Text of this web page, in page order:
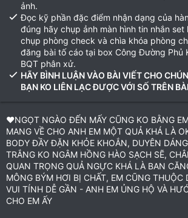
ảnh.
Đọc kỹ phần đặc điểm nhận dạng của
đúng hãy chụp ảnh màn hình tin nhắn set
chụp phòng check và chìa khóa phòng
đăng bài tố cáo tại box Công Đường Phủ
BQT phân xử.
HÃY BÌNH LUẬN VÀO BÀI VIẾT CHO
BẠN KO LIÊN LẠC ĐƯỢC VỚI SỐ TRÊN
❤NGỌT NGÀO ĐẾN MẤY CŨNG KO BẰNG
MANG VỀ CHO ANH EM MỘT QUẢ KHÁ LÀ
BODY ĐẦY ĐẶN KHỎE KHOẮN, DUYÊN
TRẮNG KO NGÂM HỒNG HÀO SẠCH SẼ,
QUAN TRỌNG QUẢ NGỰC KHÁ LÀ BAN
MÔNG BÝM HƠI BỊ CHẤT, EM CŨNG THUỘC
VUI TÍNH DỄ GẦN - ANH EM ỦNG HỘ VÀ
CHO EM ẤY